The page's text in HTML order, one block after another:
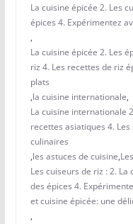
La cuisine épicée 2. Les
épices 4. Expérimentez
,
La cuisine épicée 2. Les
riz 4. Les recettes de riz
plats
,la cuisine internationale,
La cuisine internationale
recettes asiatiques 4.
culinaires
,les astuces de cuisine,
Les cuiseurs de riz : 2.
des épices 4.
et cuisine épicée: une
,